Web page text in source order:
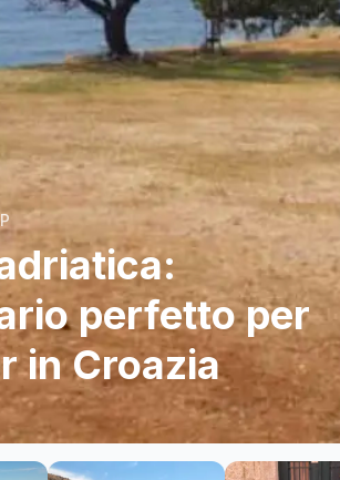
perfetto per
in Croazia